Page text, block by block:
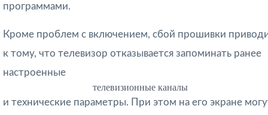
программами.
Кроме проблем с включением, сбой прошивки
к тому, что телевизор отказывается запоминать ранее
настроенные
телевизионные каналы
и технические параметры. При этом на его экране